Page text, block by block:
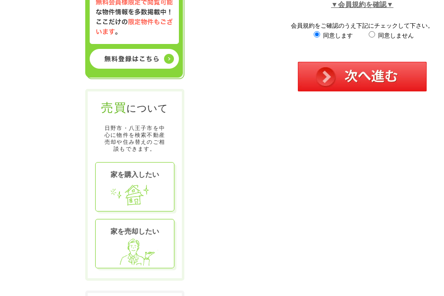
▼会員規約を確認▼
会員規約をご確認のうえ下記にチェックして下さい。
同意します
同意しません
売買について
日野市・八王子市を中
心に物件を検索不動産
売却や住み替えのご相
談もできます。
家を購入したい
家を売却したい